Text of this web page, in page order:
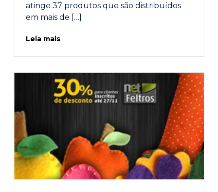
atinge 37 produtos que são distribuídos
em mais de […]
Leia mais